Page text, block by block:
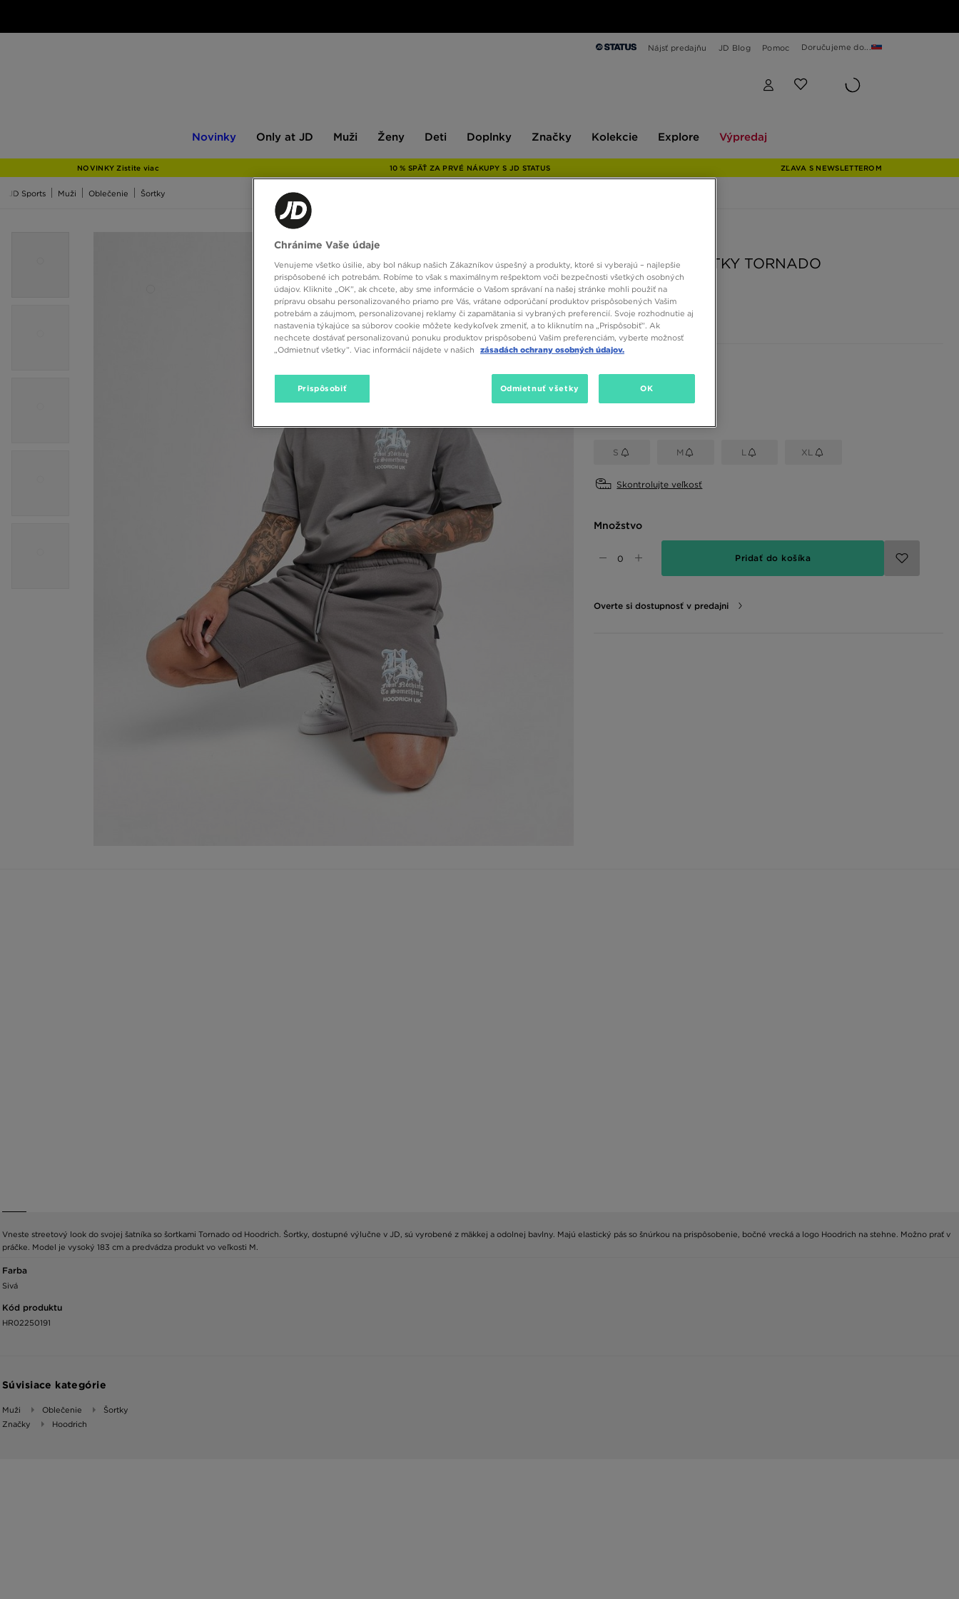
Nájsť predajňu JD Blog Pomoc Doručujeme do...
Novinky
JD
Only at JD Muži Ženy Deti Doplnky Značky Kolekcie Explore Výpredaj
NOVINKY Zistite viac 10 % SPÄŤ ZA PRVÉ NÁKUPY S JD STATUS ZĽAVA S NEWSLETTEROM
JD Sports Muži Oblečenie Šortky
HOODRICH ŠORTKY TORNADO
36,00 €
S M L XL
Skontrolujte veľkosť
Množstvo
Pridať do košíka
Overte si dostupnosť v predajni
Vneste streetový look do svojej šatníka so šortkami Tornado od Hoodrich. Šortky, dostupné výlučne v JD, sú vyrobené z mäkkej a odolnej bavlny. Majú elastický pás so šnúrkou na prispôsobenie, bočné vrecká a logo Hoodrich na stehne. Možno prať v
práčke. Model je vysoký 183 cm a predvádza produkt vo veľkosti M.
Farba
Sivá
Kód produktu
HR02250191
Súvisiace kategórie
Muži Oblečenie
Šortky
Značky
Hoodrich
Chránime Vaše údaje
Venujeme všetko úsilie, aby bol nákup našich Zákazníkov úspešný a produkty, ktoré si vyberajú – najlepšie
prispôsobené ich potrebám. Robíme to však s maximálnym rešpektom voči bezpečnosti všetkých osobných
údajov. Kliknite „OK”, ak chcete, aby sme informácie o Vašom správaní na našej stránke mohli použiť na
prípravu obsahu personalizovaného priamo pre Vás, vrátane odporúčaní produktov prispôsobených Vašim
potrebám a záujmom, personalizovanej reklamy či zapamätania si vybraných preferencií. Svoje rozhodnutie aj
nastavenia týkajúce sa súborov cookie môžete kedykoľvek zmeniť, a to kliknutím na „Prispôsobiť”. Ak
nechcete dostávať personalizovanú ponuku produktov prispôsobenú Vašim preferenciám, vyberte možnosť
„Odmietnuť všetky”. Viac informácií nájdete v našich
zásadách ochrany osobných údajov.
Prispôsobiť Odmietnuť všetky OK